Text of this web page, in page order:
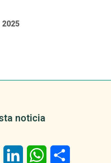
2025
noticia
Twitter LinkedIn WhatsApp